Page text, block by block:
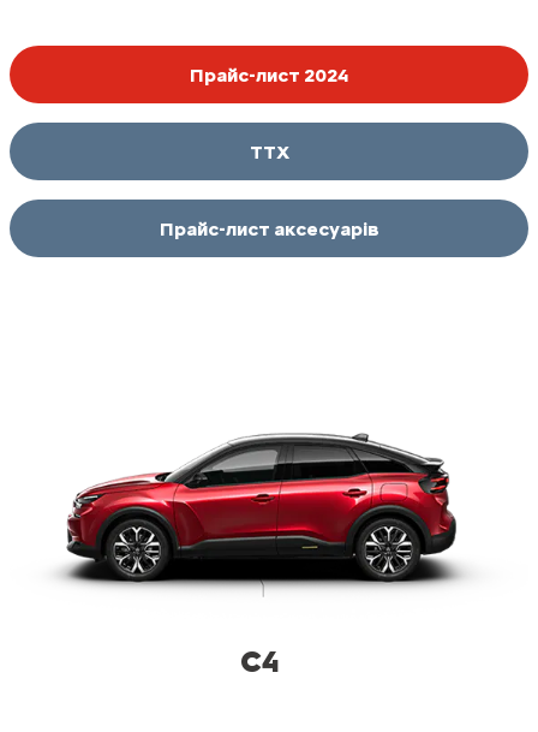
Прайс-лист 2024
ТТХ
Прайс-лист аксесуарів
C4